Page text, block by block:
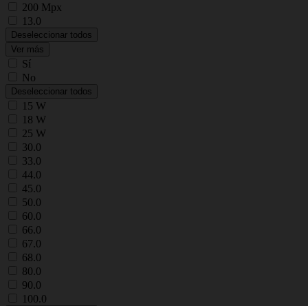
200 Mpx
13.0
Deseleccionar todos
Ver más
Sí
No
Deseleccionar todos
15 W
18 W
25 W
30.0
33.0
44.0
45.0
50.0
60.0
66.0
67.0
68.0
80.0
90.0
100.0